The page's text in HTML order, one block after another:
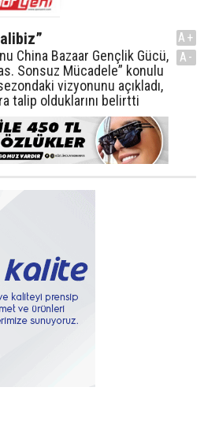
China Bazaar Gençlik Gücü,
Sonsuz Mücadele” konulu
vizyonunu açıkladı,
talip olduklarını belirtti
A+
A-